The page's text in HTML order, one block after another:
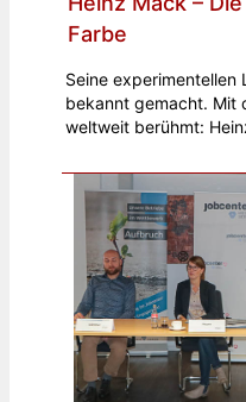
Farbe
Seine experimentellen
bekannt gemacht. Mit
weltweit berühmt: